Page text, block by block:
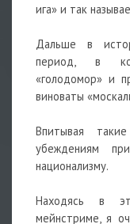
ига» и так
Дальше в
период, в
«голодомор» и
виноваты
Впитывая
убеждениям
национализму.
Находясь в
мейнстриме, я